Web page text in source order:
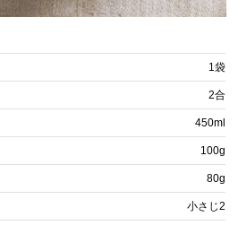
1袋
2合
450ml
100g
80g
小さじ2